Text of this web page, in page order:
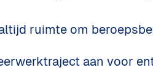
ruimte om
aan voor